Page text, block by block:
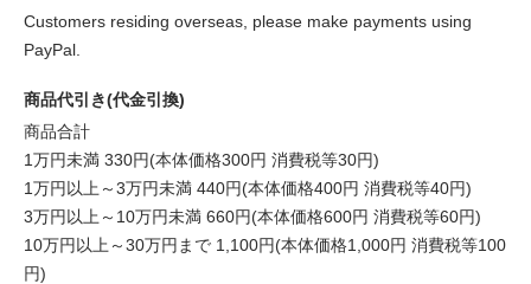
Customers residing overseas, please make payments using
PayPal.
商品代引き(代金引換)
商品合計
1万円未満 330円(本体価格300円 消費税等30円)
1万円以上～3万円未満 440円(本体価格400円 消費税等40円)
3万円以上～10万円未満 660円(本体価格600円 消費税等60円)
10万円以上～30万円まで 1,100円(本体価格1,000円 消費税等100
円)